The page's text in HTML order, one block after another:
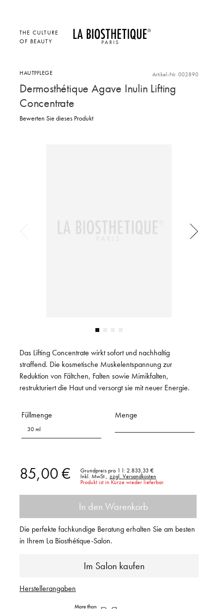
THE CULTURE
OF BEAUTY
HAUTPFLEGE Artikel-Nr. 002890
Dermosthétique Agave Inulin Lifting
Concentrate
Bewerten Sie dieses Produkt
Das Lifting Concentrate wirkt sofort und nachhaltig
straffend. Die kosmetische Muskelentspannung zur
Reduktion von Fältchen, Falten sowie Mimikfalten,
restrukturiert die Haut und versorgt sie mit neuer Energie.
Füllmenge
30 ml
Menge
85,00 € Grundpreis pro 1 l: 2.833,33 €
Inkl. MwSt.,
zzgl. Versandkosten
Produkt ist in Kürze wieder lieferbar.
In den Warenkorb
Im Salon kaufen
Die perfekte fachkundige Beratung erhalten Sie am besten
in Ihrem La Biosthétique-Salon.
Herstellerangaben